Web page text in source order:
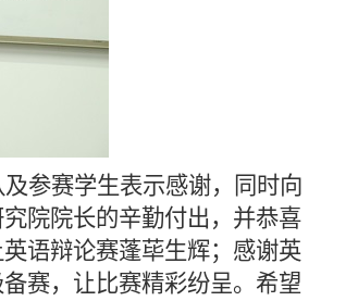
参赛学生表示感谢，同时向
院院长的辛勤付出，并恭喜
语辩论赛蓬荜生辉；感谢英
赛，让比赛精彩纷呈。希望